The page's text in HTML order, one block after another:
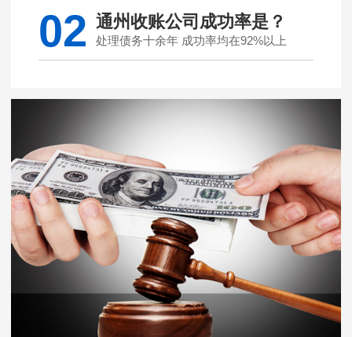
02 通州收账公司成功率是？
处理债务十余年 成功率均在92%以上